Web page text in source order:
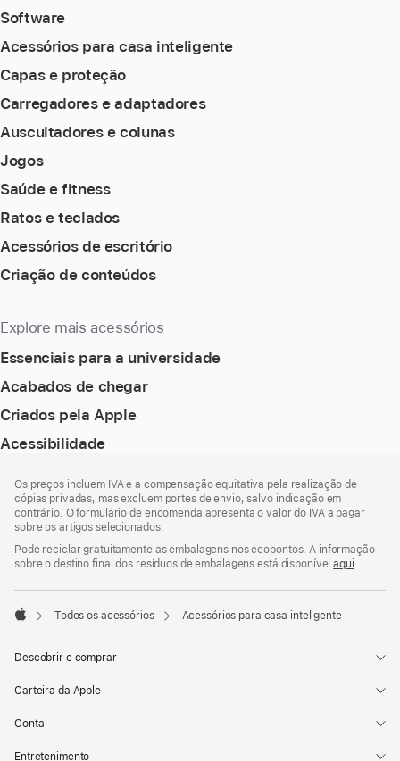
Software
Acessórios para casa inteligente
Capas e proteção
Carregadores e adaptadores
Auscultadores e colunas
Jogos
Saúde e fitness
Ratos e teclados
Acessórios de escritório
Criação de conteúdos
Explore mais acessórios
Essenciais para a universidade
Acabados de chegar
Criados pela Apple
Acessibilidade
de
rodapé
Os preços incluem IVA e a compensação equitativa pela realização de
cópias privadas, mas excluem portes de envio, salvo indicação em
contrário. O formulário de encomenda apresenta o valor do IVA a pagar
sobre os artigos selecionados.
Pode reciclar gratuitamente as embalagens nos ecopontos. A informação
sobre o destino final dos resíduos de embalagens está disponívelaqui.
Todos os acessórios Acessórios para casa inteligente
Descobrir e comprar
Carteira da Apple
Conta
Entretenimento